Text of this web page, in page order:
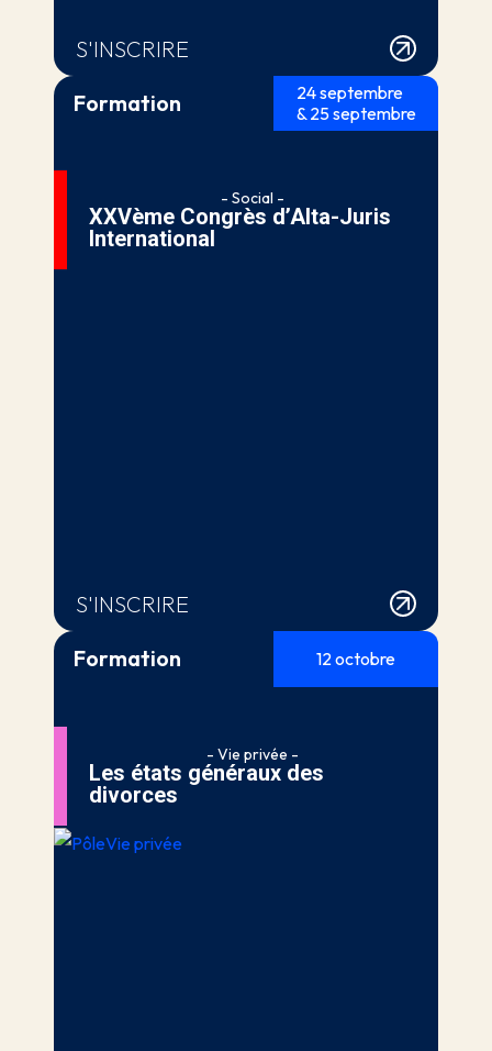
S'INSCRIRE
Formation
24 septembre
& 25 septembre
- Social -
XXVème Congrès d’Alta-Juris
International
S'INSCRIRE
Formation
12 octobre
- Vie privée -
Les états généraux des
divorces